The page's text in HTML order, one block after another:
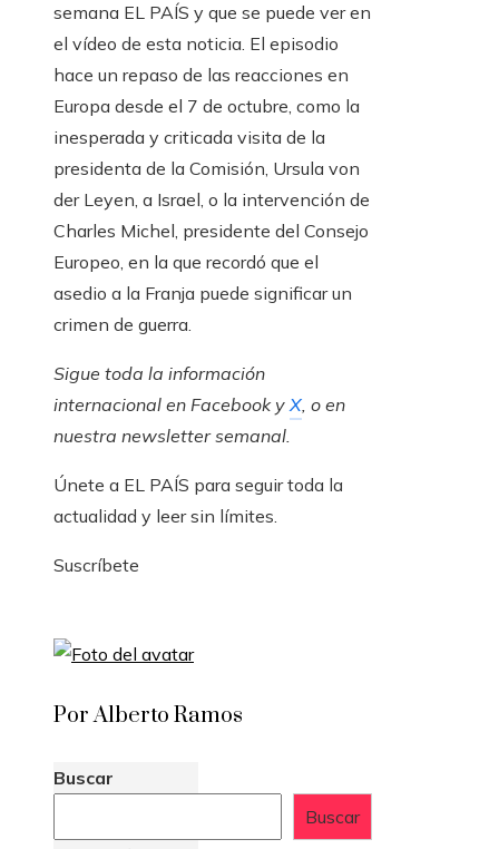
semana EL PAÍS y que se puede ver en
el vídeo de esta noticia. El episodio
hace un repaso de las reacciones en
Europa desde el 7 de octubre, como la
inesperada y criticada visita de la
presidenta de la Comisión, Ursula von
der Leyen, a Israel, o la intervención de
Charles Michel, presidente del Consejo
Europeo, en la que recordó que el
asedio a la Franja puede significar un
crimen de guerra.
Sigue toda la información
internacional en FacebookyX, o en
nuestra newsletter semanal.
Únete a EL PAÍS para seguir toda la
actualidad y leer sin límites.
Suscríbete
Por Alberto Ramos
Buscar
Buscar